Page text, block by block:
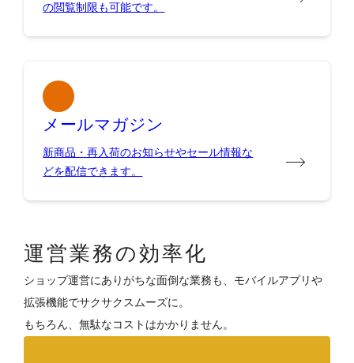
の閲覧制限も可能です。
メールマガジン
新商品・再入荷のお知らせやセール情報な
どを配信できます。
運営業務の効率化
ショップ運営にありがちな面倒な業務も、モバイルアプリや
拡張機能でサクサクスムーズに。
もちろん、無駄なコストはかかりません。